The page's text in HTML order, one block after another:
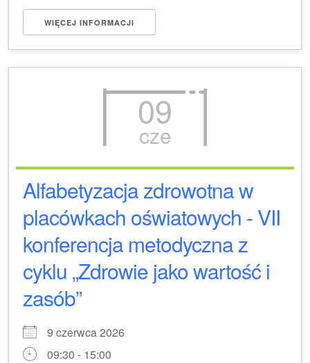
WIĘCEJ INFORMACJI
09
cze
Alfabetyzacja zdrowotna w
placówkach oświatowych - VII
konferencja metodyczna z
cyklu „Zdrowie jako wartość i
zasób”
9 czerwca 2026
09:30 - 15:00